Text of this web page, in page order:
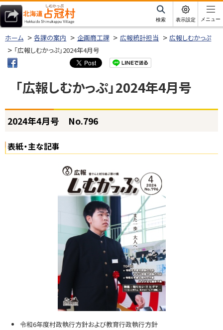
本
文
へ北海道占冠村
サ
イ
ト
内
検索 表示設定 メニュー
ホーム 各課の案内 企画商工課 広報統計担当
広報しむかっぷ
「広報しむかっぷ」2024年4月号
「広報しむかっぷ」2024年4月号
ページ内目次
2
2
4
2024年4月号 No.796
表紙・主な記事
令和6年度村政執行方針および教育行政執行方針